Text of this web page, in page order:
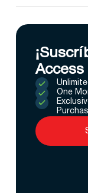
Access
One